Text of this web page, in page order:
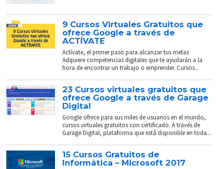
9 Cursos Virtuales Gratuitos que
ofrece Google a través de
ACTÍVATE
Actívate, el primer paso para alcanzar tus metas
Adquiere competencias digitales que te ayudarán a la
hora de encontrar un trabajo o emprender. Cursos...
23 Cursos virtuales gratuitos que
ofrece Google a través de Garage
Digital
Google ofrece para sus miles de usuarios en el mundo,
cursos virtuales gratuitos con certificado. A través de
Garage Digital, plataforma que está disponible en toda...
15 Cursos Gratuitos de
Informática – Microsoft 2017